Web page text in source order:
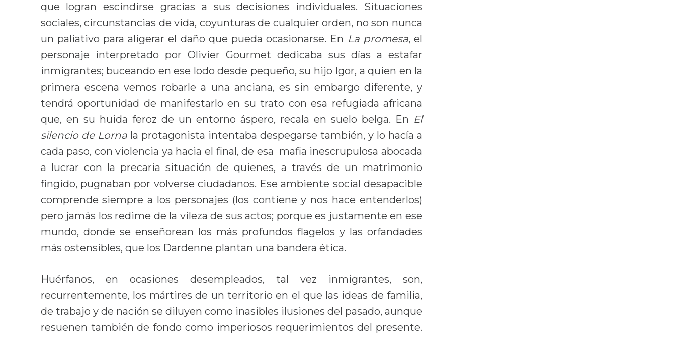
que logran escindirse gracias a sus decisiones individuales. Situaciones
sociales, circunstancias de vida, coyunturas de cualquier orden, no son nunca
un paliativo para aligerar el daño que pueda ocasionarse. En La promesa, el
personaje interpretado por Olivier Gourmet dedicaba sus días a estafar
inmigrantes; buceando en ese lodo desde pequeño, su hijo Igor, a quien en la
primera escena vemos robarle a una anciana, es sin embargo diferente, y
tendrá oportunidad de manifestarlo en su trato con esa refugiada africana
que, en su huida feroz de un entorno áspero, recala en suelo belga. En El
silencio de Lornala protagonista intentaba despegarse también, y lo hacía a
cada paso, con violencia ya hacia el final, de esa mafia inescrupulosa abocada
a lucrar con la precaria situación de quienes, a través de un matrimonio
fingido, pugnaban por volverse ciudadanos. Ese ambiente social desapacible
comprende siempre a los personajes (los contiene y nos hace entenderlos)
pero jamás los redime de la vileza de sus actos; porque es justamente en ese
mundo, donde se enseñorean los más profundos flagelos y las orfandades
más ostensibles, que los Dardenne plantan una bandera ética.
Huérfanos, en ocasiones desempleados, tal vez inmigrantes, son,
recurrentemente, los mártires de un territorio en el que las ideas de familia,
de trabajo y de nación se diluyen como inasibles ilusiones del pasado, aunque
resuenen también de fondo como imperiosos requerimientos del presente.